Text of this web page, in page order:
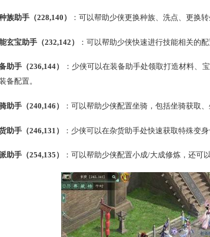
注：体验服仅在4月2日-4月22日每天的14:00-
体验服角色配置